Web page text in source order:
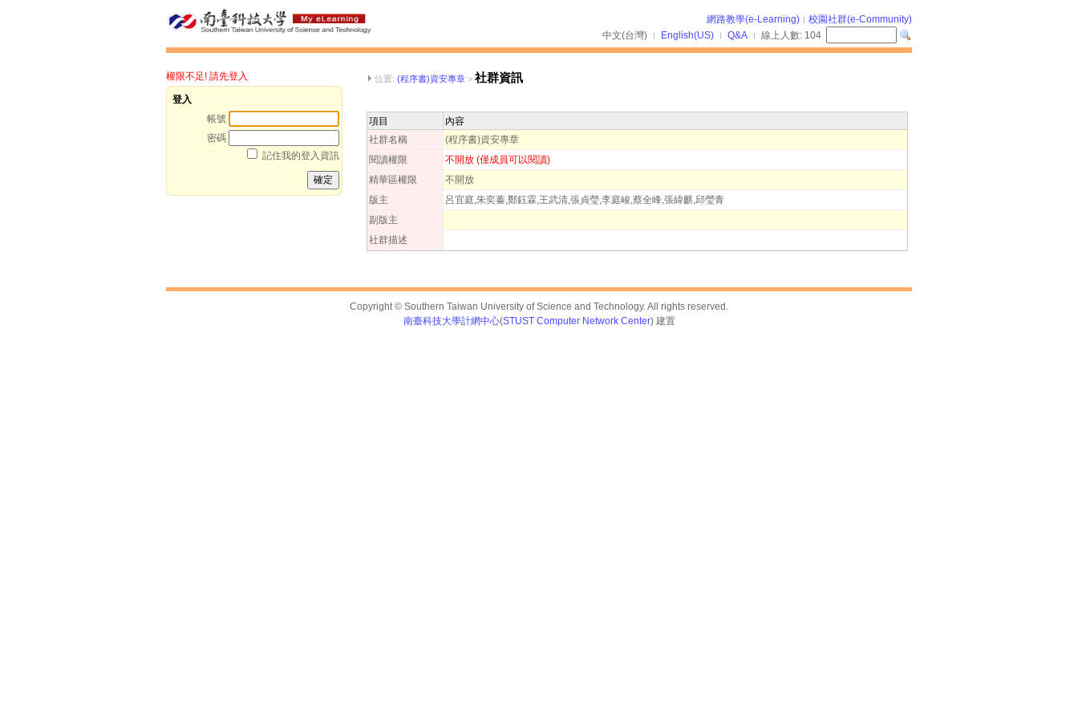
網路教學(e-Learning)
校園社群(e-Community)
中文(台灣)
English(US) Q&A 線上人數: 104
權限不足! 請先登入
登入
帳號
密碼
記住我的登入資訊
位置: (程序書)資安專章 > 社群資訊
項目
內容
社群名稱
(程序書)資安專章
閱讀權限
不開放 (僅成員可以閱讀)
精華區權限
不開放
版主
呂宜庭,朱奕蓁,鄭鈺霖,王武清,張貞瑩,李庭峻,蔡全峰,張緯麒,邱瑩青
副版主
社群描述
Copyright © Southern Taiwan University of Science and Technology. All rights reserved.
南臺科技大學計網中心(STUST Computer Network Center) 建置